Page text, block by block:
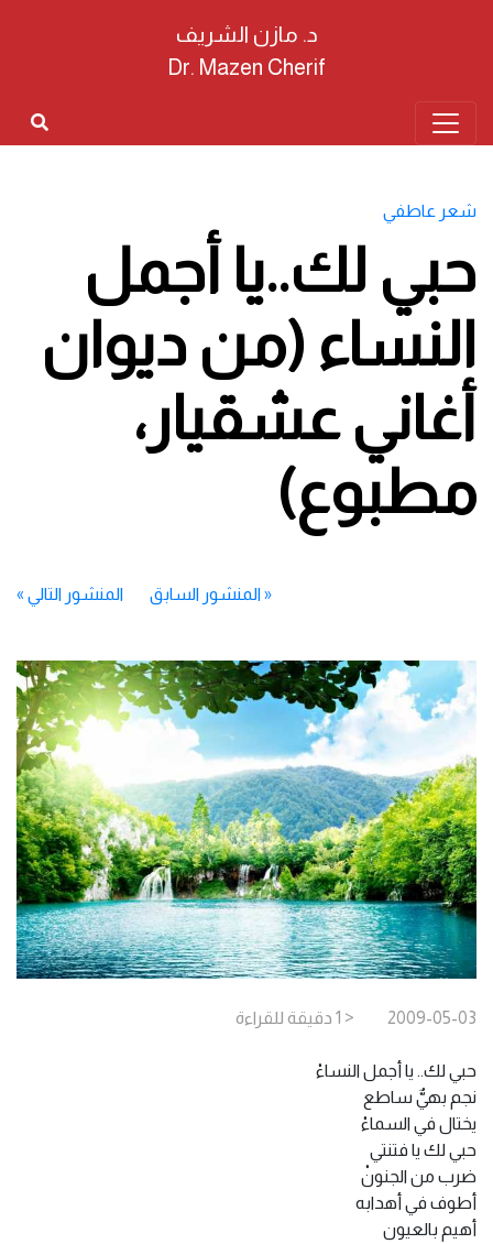
د. مازن الشريف
Dr. Mazen Cherif
شعر عاطفي
حبي لك..يا أجمل
النساء (من ديوان
أغاني عشقيار،
مطبوع)
«المنشور السابق المنشور التالي »
2009-05-03
< 1 دقيقة للقراءة
حبي لك.. يا أجمل النساءْ
نجم بهيٌّ ساطع
يختال في السماءْ
حبي لك يا فتنتي
ضرب من الجنونْ
أطوف في أهدابه
أهيم بالعيون